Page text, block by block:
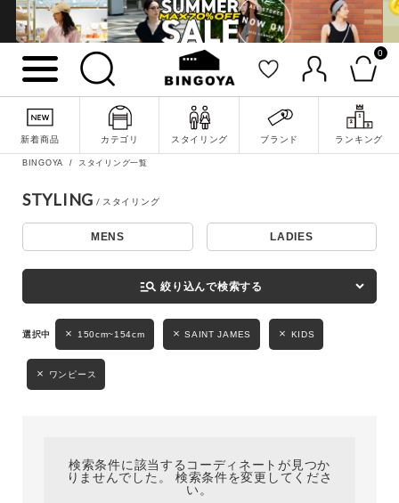
0
新着商品 カテゴリ スタイリング ブランド ランキング
詳細検索
キーワード
性別
MENS LADIES KIDS
BINGOYA スタイリング一覧
STYLING
MENS LADIES
manage_search 絞り込んで検索する
150cm~154cm SAINT JAMES KIDS
ワンピース
検索条件に該当するコーディネートが見つか
りませんでした。 検索条件を変更してくださ
い。